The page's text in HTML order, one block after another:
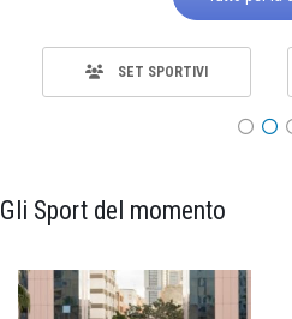
SET SPORTIVI
Gli Sport del momento